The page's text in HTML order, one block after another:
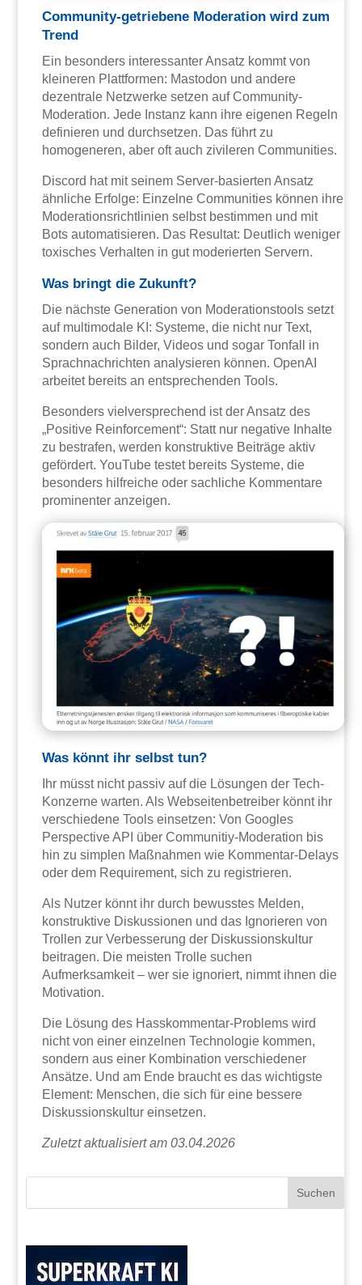
Community-getriebene Moderation wird zum
Trend
Ein besonders interessanter Ansatz kommt von
kleineren Plattformen: Mastodon und andere
dezentrale Netzwerke setzen auf Community-
Moderation. Jede Instanz kann ihre eigenen Regeln
definieren und durchsetzen. Das führt zu
homogeneren, aber oft auch zivileren Communities.
Discord hat mit seinem Server-basierten Ansatz
ähnliche Erfolge: Einzelne Communities können ihre
Moderationsrichtlinien selbst bestimmen und mit
Bots automatisieren. Das Resultat: Deutlich weniger
toxisches Verhalten in gut moderierten Servern.
Was bringt die Zukunft?
Die nächste Generation von Moderationstools setzt
auf multimodale KI: Systeme, die nicht nur Text,
sondern auch Bilder, Videos und sogar Tonfall in
Sprachnachrichten analysieren können. OpenAI
arbeitet bereits an entsprechenden Tools.
Besonders vielversprechend ist der Ansatz des
„Positive Reinforcement“: Statt nur negative Inhalte
zu bestrafen, werden konstruktive Beiträge aktiv
gefördert. YouTube testet bereits Systeme, die
besonders hilfreiche oder sachliche Kommentare
prominenter anzeigen.
Was könnt ihr selbst tun?
Ihr müsst nicht passiv auf die Lösungen der Tech-
Konzerne warten. Als Webseitenbetreiber könnt ihr
verschiedene Tools einsetzen: Von Googles
Perspective API über Communitiy-Moderation bis
hin zu simplen Maßnahmen wie Kommentar-Delays
oder dem Requirement, sich zu registrieren.
Als Nutzer könnt ihr durch bewusstes Melden,
konstruktive Diskussionen und das Ignorieren von
Trollen zur Verbesserung der Diskussionskultur
beitragen. Die meisten Trolle suchen
Aufmerksamkeit – wer sie ignoriert, nimmt ihnen die
Motivation.
Die Lösung des Hasskommentar-Problems wird
nicht von einer einzelnen Technologie kommen,
sondern aus einer Kombination verschiedener
Ansätze. Und am Ende braucht es das wichtigste
Element: Menschen, die sich für eine bessere
Diskussionskultur einsetzen.
Zuletzt aktualisiert am 03.04.2026